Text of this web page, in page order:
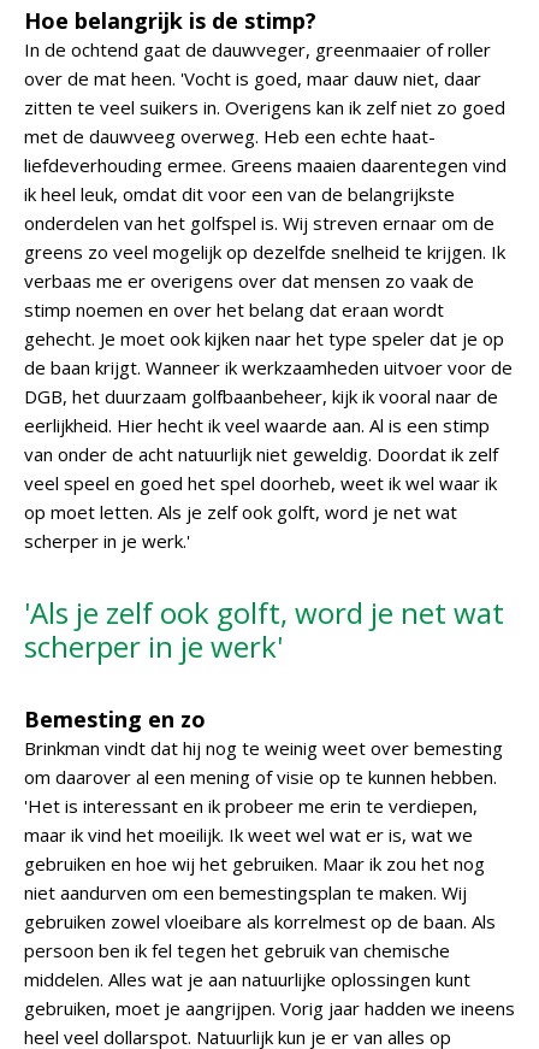
Hoe belangrijk is de stimp?
In de ochtend gaat de dauwveger, greenmaaier of roller
over de mat heen. 'Vocht is goed, maar dauw niet, daar
zitten te veel suikers in. Overigens kan ik zelf niet zo goed
met de dauwveeg overweg. Heb een echte haat-
liefdeverhouding ermee. Greens maaien daarentegen vind
ik heel leuk, omdat dit voor een van de belangrijkste
onderdelen van het golfspel is. Wij streven ernaar om de
greens zo veel mogelijk op dezelfde snelheid te krijgen. Ik
verbaas me er overigens over dat mensen zo vaak de
stimp noemen en over het belang dat eraan wordt
gehecht. Je moet ook kijken naar het type speler dat je op
de baan krijgt. Wanneer ik werkzaamheden uitvoer voor de
DGB, het duurzaam golfbaanbeheer, kijk ik vooral naar de
eerlijkheid. Hier hecht ik veel waarde aan. Al is een stimp
van onder de acht natuurlijk niet geweldig. Doordat ik zelf
veel speel en goed het spel doorheb, weet ik wel waar ik
op moet letten. Als je zelf ook golft, word je net wat
scherper in je werk.'
'Als je zelf ook golft, word je net wat
scherper in je werk'
Bemesting en zo
Brinkman vindt dat hij nog te weinig weet over bemesting
om daarover al een mening of visie op te kunnen hebben.
'Het is interessant en ik probeer me erin te verdiepen,
maar ik vind het moeilijk. Ik weet wel wat er is, wat we
gebruiken en hoe wij het gebruiken. Maar ik zou het nog
niet aandurven om een bemestingsplan te maken. Wij
gebruiken zowel vloeibare als korrelmest op de baan. Als
persoon ben ik fel tegen het gebruik van chemische
middelen. Alles wat je aan natuurlijke oplossingen kunt
gebruiken, moet je aangrijpen. Vorig jaar hadden we ineens
heel veel dollarspot. Natuurlijk kun je er van alles op